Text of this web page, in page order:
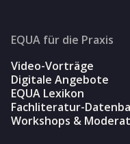
EQUA für die Praxis
Video-Vorträge
Digitale Angebote
EQUA Lexikon
Fachliteratur-
Workshops &